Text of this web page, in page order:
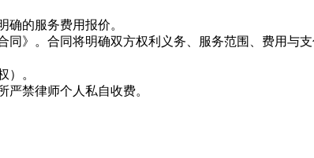
的服务费用报价。
》。合同将明确双方权利义务、服务范围、费用与
）。
禁律师个人私自收费。